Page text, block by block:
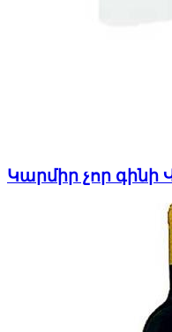
Կարմիր չոր գինի